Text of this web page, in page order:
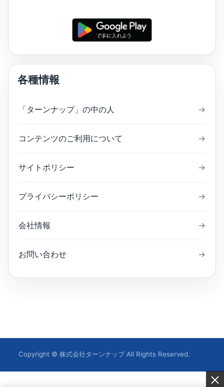
各種情報
「ターンナップ」の中の人 →
コンテンツのご利用について →
サイトポリシー →
プライバシーポリシー →
会社情報 →
お問い合わせ →
Copyright © 株式会社ターンナップ All Rights Reserved.